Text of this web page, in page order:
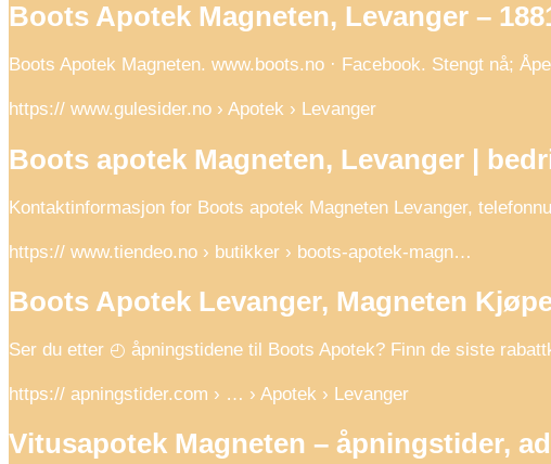
Boots Apotek Magneten, Levanger –
Boots Apotek Magneten. www.boots.no · Facebook. Stengt nå;
https:// www.gulesider.no › Apotek › Levanger
Boots apotek Magneten, Levanger |
Kontaktinformasjon for Boots apotek Magneten Levanger,
https:// www.tiendeo.no › butikker › boots-apotek-magn…
Boots Apotek Levanger, Magneten
Ser du etter ◴ åpningstidene til Boots Apotek? Finn de siste
https:// apningstider.com › … › Apotek › Levanger
Vitusapotek Magneten – åpningstider,